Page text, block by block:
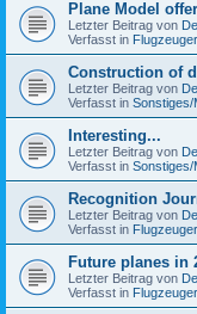
Plane Model
Letzter Beitrag von
Verfasst in
Construction of
Letzter Beitrag von
Verfasst in Sonstiges/
Interesting...
Letzter Beitrag von
Verfasst in Sonstiges/
Recognition
Letzter Beitrag von
Verfasst in
Future planes in
Letzter Beitrag von
Verfasst in